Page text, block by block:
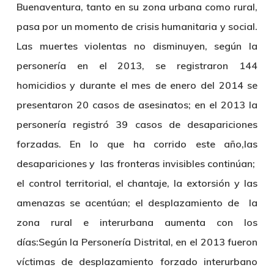
Buenaventura, tanto en su zona urbana como rural,
pasa por un momento de crisis humanitaria y social.
Las muertes violentas no disminuyen, según la
personería en el 2013, se registraron 144
homicidios y durante el mes de enero del 2014 se
presentaron 20 casos de asesinatos; en el 2013 la
personería registró 39 casos de desapariciones
forzadas. En lo que ha corrido este año,las
desapariciones y las fronteras invisibles continúan;
el control territorial, el chantaje, la extorsión y las
amenazas se acentúan; el desplazamiento de la
zona rural e interurbana aumenta con los
días:Según la Personería Distrital, en el 2013 fueron
víctimas de desplazamiento forzado interurbano